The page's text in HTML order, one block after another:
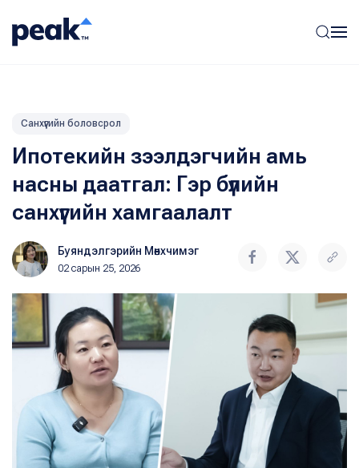
Санхүүгийн боловсрол
Ипотекийн зээлдэгчийн амь
насны даатгал: Гэр бүлийн
санхүүгийн хамгаалалт
Буяндэлгэрийн Мөнхчимэг
02 сарын 25, 2026